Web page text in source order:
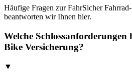
Häufige Fragen zur FahrSicher
beantworten wir Ihnen hier.
Welche
Bike Versicherung?
▼